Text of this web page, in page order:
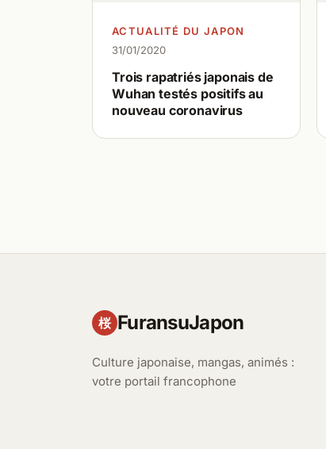
ACTUALITÉ DU JAPON
31/01/2020
Trois rapatriés japonais de
Wuhan testés positifs au
nouveau coronavirus
桜 FuransuJapon
Culture japonaise, mangas, animés :
votre portail francophone